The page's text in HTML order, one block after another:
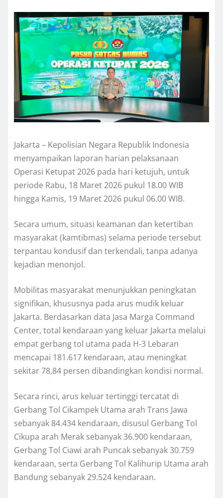
Jakarta – Kepolisian Negara Republik Indonesia
menyampaikan laporan harian pelaksanaan
Operasi Ketupat 2026 pada hari ketujuh, untuk
periode Rabu, 18 Maret 2026 pukul 18.00 WIB
hingga Kamis, 19 Maret 2026 pukul 06.00 WIB.
Secara umum, situasi keamanan dan ketertiban
masyarakat (kamtibmas) selama periode tersebut
terpantau kondusif dan terkendali, tanpa adanya
kejadian menonjol.
Mobilitas masyarakat menunjukkan peningkatan
signifikan, khususnya pada arus mudik keluar
Jakarta. Berdasarkan data Jasa Marga Command
Center, total kendaraan yang keluar Jakarta melalui
empat gerbang tol utama pada H-3 Lebaran
mencapai 181.617 kendaraan, atau meningkat
sekitar 78,84 persen dibandingkan kondisi normal.
Secara rinci, arus keluar tertinggi tercatat di
Gerbang Tol Cikampek Utama arah Trans Jawa
sebanyak 84.434 kendaraan, disusul Gerbang Tol
Cikupa arah Merak sebanyak 36.900 kendaraan,
Gerbang Tol Ciawi arah Puncak sebanyak 30.759
kendaraan, serta Gerbang Tol Kalihurip Utama arah
Bandung sebanyak 29.524 kendaraan.